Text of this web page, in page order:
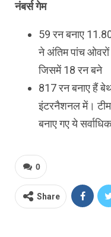
नंबर्स गेम
59 रन बनाए
ने अंतिम पांच
जिसमें 18 रन बने
817 रन बनाए हैं
इंटरनैशनल में। टीम
बनाए गए ये
0
Share